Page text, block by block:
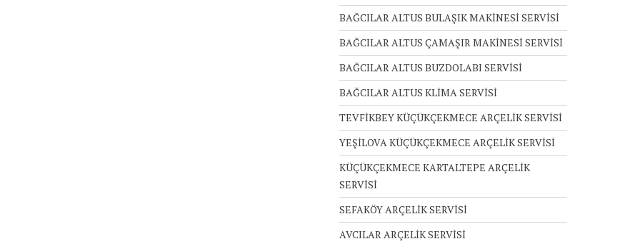
BAĞCILAR ALTUS BULAŞIK MAKİNESİ SERVİSİ
BAĞCILAR ALTUS ÇAMAŞIR MAKİNESİ SERVİSİ
BAĞCILAR ALTUS BUZDOLABI SERVİSİ
BAĞCILAR ALTUS KLİMA SERVİSİ
TEVFİKBEY KÜÇÜKÇEKMECE ARÇELİK SERVİSİ
YEŞİLOVA KÜÇÜKÇEKMECE ARÇELİK SERVİSİ
KÜÇÜKÇEKMECE KARTALTEPE ARÇELİK
SERVİSİ
SEFAKÖY ARÇELİK SERVİSİ
AVCILAR ARÇELİK SERVİSİ